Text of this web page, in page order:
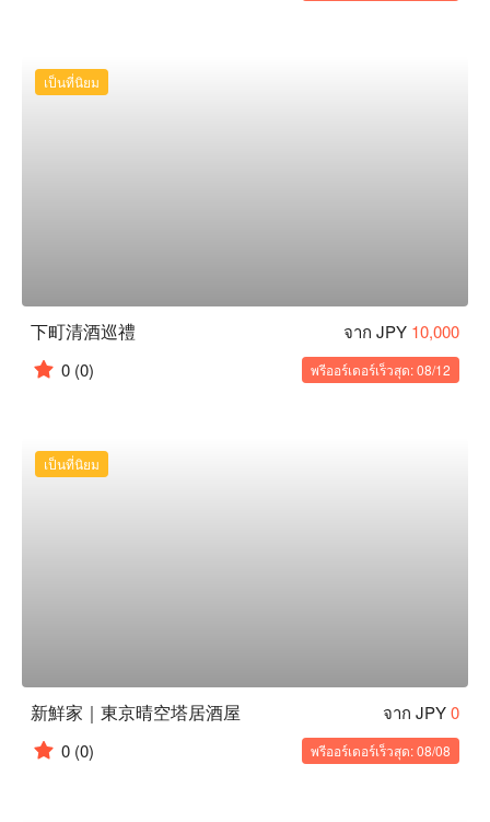
เป็นที่นิยม
下町清酒巡禮 จาก JPY 10,000
0 (0) พรีออร์เดอร์เร็วสุด: 08/12
เป็นที่นิยม
新鮮家｜東京晴空塔居酒屋 จาก JPY0
0 (0) พรีออร์เดอร์เร็วสุด: 08/08